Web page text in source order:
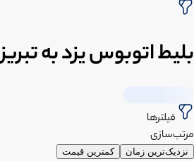
بلیط اتوبوس یزد به تبریز
فیلترها
مرتب‌سازی
نزدیک‌ترین زمان کمترین قیمت